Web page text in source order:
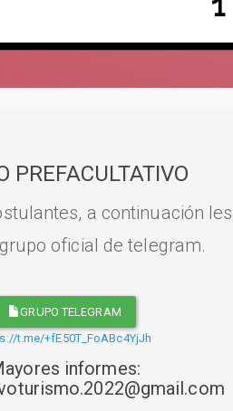
PREFACULTATIVO
a continuación les
oficial de telegram.
GRUPO TELEGRAM
t.me/+fE50T_FoABc4YjJh
informes: